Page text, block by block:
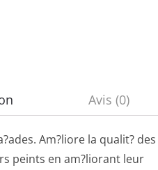
Avis (0)
Am?liore la qualit? des
peints en am?liorant leur